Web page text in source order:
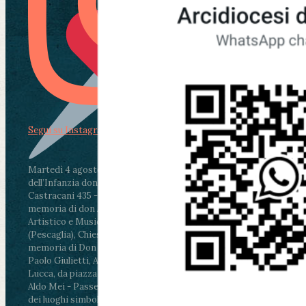
Martedì 4 agosto2026
ore 11:30 - Lucca, Scuola
dell’Infanzia don Aldo Mei - Viale Castruccio
Castracani 435 - Inaugurazione murales in
memoria di don Aldo Mei curato dal Liceo
Artistico e Musicale “Passaglia”
ore 18 - Fiano
(Pescaglia), Chiesa parrocchiale - Messa in
memoria di Don Aldo Mei celebrata da mons.
Paolo Giulietti, Arcivescovo di Lucca
ore 20.30 -
Lucca, da piazza San Michele al Cippo di don
Aldo Mei - Passeggiata della Memoria in alcuni
dei luoghi simbolo della città. Ritrovo alle ore
Segui su Instagram